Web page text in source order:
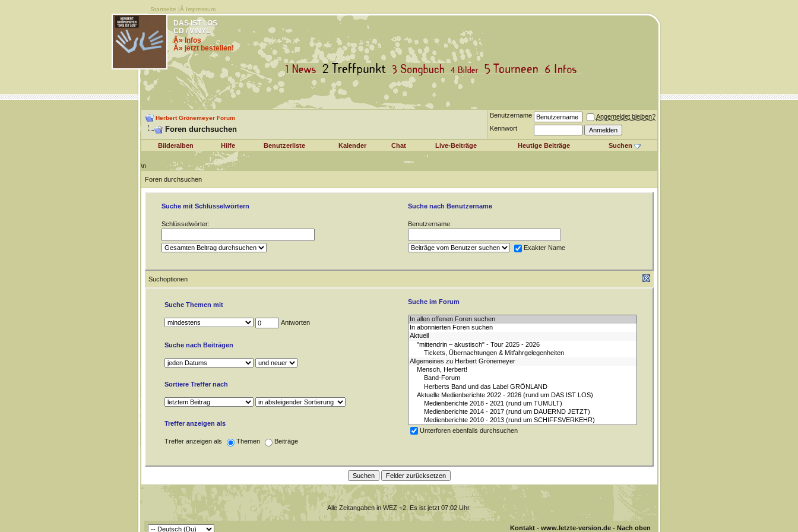
Startseite |Â Impressum
DAS IST LOS
CD / VINYL
Â» Infos
Â» jetzt bestellen!
Herbert Grönemeyer Forum
Foren durchsuchen
Benutzername
Angemeldet bleiben?
Kennwort
Bilderalben Hilfe Benutzerliste Kalender Chat Live-Beiträge Heutige Beiträge Suchen
\n
Foren durchsuchen
Suche mit Schlüsselwörtern
Schlüsselwörter:
Suche nach Benutzername
Benutzername:
Exakter Name
Suchoptionen
Suche Themen mit
Antworten
Suche nach Beiträgen
Sortiere Treffer nach
Treffer anzeigen als
Treffer anzeigen als Themen Beiträge
Suche im Forum
Unterforen ebenfalls durchsuchen
Alle Zeitangaben in WEZ +2. Es ist jetzt07:02Uhr.
Kontakt- www.letzte-version.de- Nach oben